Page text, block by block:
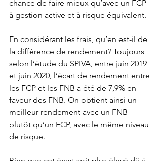
chance de faire mieux qu’avec un FCP
à gestion active et à risque équivalent.
En considérant les frais, qu’en est-il de
la différence de rendement? Toujours
selon l’étude du SPIVA, entre juin 2019
et juin 2020, l’écart de rendement entre
les FCP et les FNB a été de 7,9% en
faveur des FNB. On obtient ainsi un
meilleur rendement avec un FNB
plutôt qu’un FCP, avec le même niveau
de risque.